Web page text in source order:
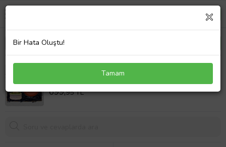
Kişiye Özel İsimli Turuncu Kahve Fincanı ve Şans
Melekli Işıklı Fanus
Sepet Fiyatı
699,95 TL
Bir Hata Oluştu!
Tamam